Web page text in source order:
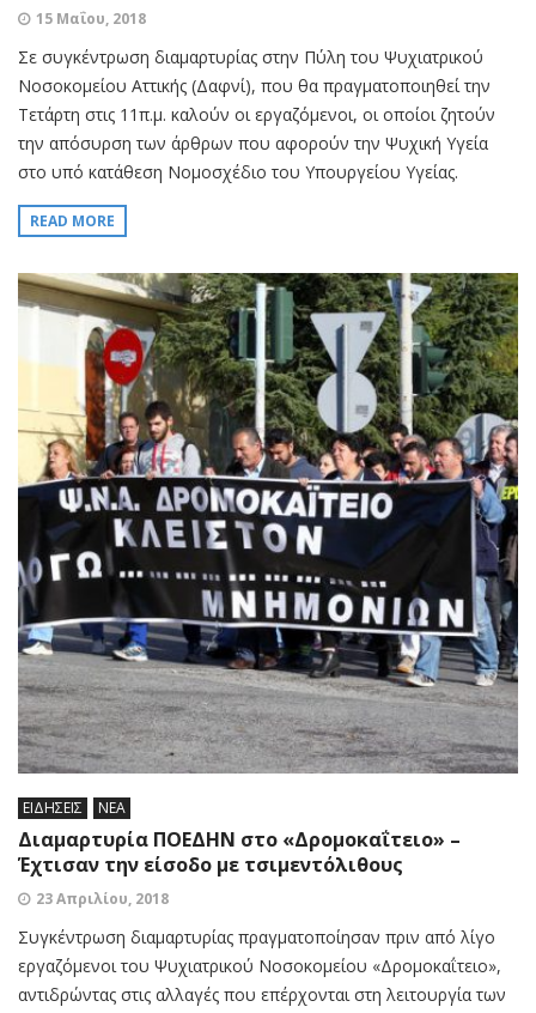
15 Μαΐου, 2018
Σε συγκέντρωση διαμαρτυρίας στην Πύλη του Ψυχιατρικού
Νοσοκομείου Αττικής (Δαφνί), που θα πραγματοποιηθεί την
Τετάρτη στις 11π.μ. καλούν οι εργαζόμενοι, οι οποίοι ζητούν
την απόσυρση των άρθρων που αφορούν την Ψυχική Υγεία
στο υπό κατάθεση Νομοσχέδιο του Υπουργείου Υγείας.
READ MORE
ΕΙΔΗΣΕΙΣ ΝΕΑ
Διαμαρτυρία ΠΟΕΔΗΝ στο «Δρομοκαΐτειο» –
Έχτισαν την είσοδο με τσιμεντόλιθους
23 Απριλίου, 2018
Συγκέντρωση διαμαρτυρίας πραγματοποίησαν πριν από λίγο
εργαζόμενοι του Ψυχιατρικού Νοσοκομείου «Δρομοκαΐτειο»,
αντιδρώντας στις αλλαγές που επέρχονται στη λειτουργία των